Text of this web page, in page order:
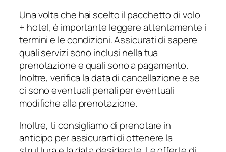
Una volta che hai scelto il pacchetto di volo
+ hotel, è importante leggere attentamente i
termini e le condizioni. Assicurati di sapere
quali servizi sono inclusi nella tua
prenotazione e quali sono a pagamento.
Inoltre, verifica la data di cancellazione e se
ci sono eventuali penali per eventuali
modifiche alla prenotazione.
Inoltre, ti consigliamo di prenotare in
anticipo per assicurarti di ottenere la